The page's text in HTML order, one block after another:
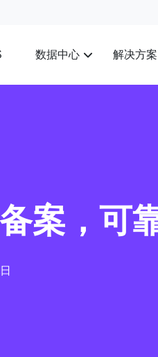
数据中心 解决方案
案，可